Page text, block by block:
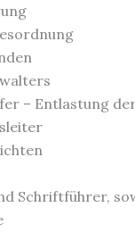
– Entlastung
Schriftführer,